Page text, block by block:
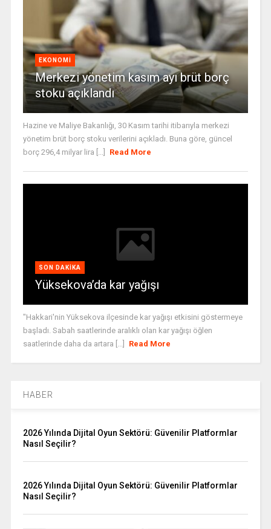
EKONOMI
Merkezi yönetim kasım ayı brüt borç
stoku açıklandı
Hazine ve Maliye Bakanlığı, 30 Kasım tarihi itibarıyla merkezi
yönetim brüt borç stoku verilerini açıkladı. Buna göre, güncel
borç 296,4 milyar lira [...]
Read More
SON DAKIKA
Yüksekova’da kar yağışı
"Hakkari'nin Yüksekova ilçesinde kar yağışı etkisini göstermeye
başladı. Sabah saatlerinde aralıklı olan kar yağışı öğlen
saatlerinde daha da artara [...]
Read More
HABER
2026 Yılında Dijital Oyun Sektörü: Güvenilir Platformlar
Nasıl Seçilir?
2026 Yılında Dijital Oyun Sektörü: Güvenilir Platformlar
Nasıl Seçilir?